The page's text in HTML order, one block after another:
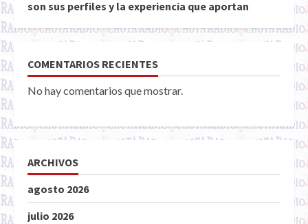
son sus perfiles y la experiencia que aportan
COMENTARIOS RECIENTES
No hay comentarios que mostrar.
ARCHIVOS
agosto 2026
julio 2026